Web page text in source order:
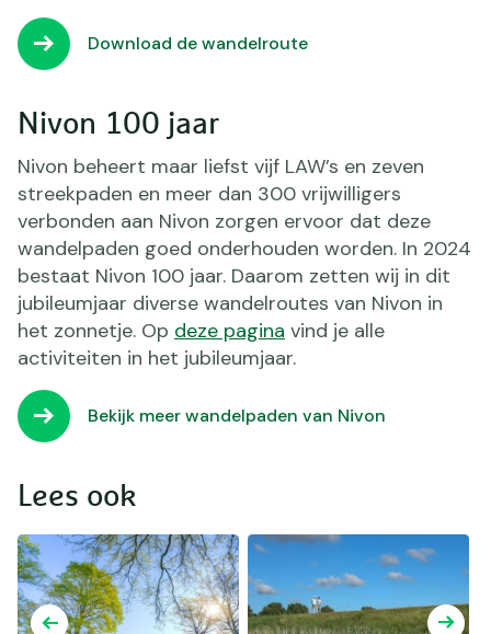
Download de wandelroute
Nivon 100 jaar
Nivon beheert maar liefst vijf LAW’s en zeven
streekpaden en meer dan 300 vrijwilligers
verbonden aan Nivon zorgen ervoor dat deze
wandelpaden goed onderhouden worden. In 2024
bestaat Nivon 100 jaar. Daarom zetten wij in dit
jubileumjaar diverse wandelroutes van Nivon in
het zonnetje. Op deze pagina vind je alle
activiteiten in het jubileumjaar.
Bekijk meer wandelpaden van Nivon
Lees ook